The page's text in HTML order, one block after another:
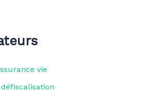
vie